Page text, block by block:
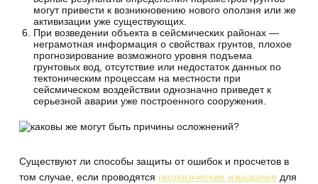
могут привести к возникновению нового оползня или же
активизации уже существующих.
При возведении объекта в сейсмических районах —
неграмотная информация о свойствах грунтов, плохое
прогнозирование возможного уровня подъема
грунтовых вод, отсутствие или недостаток данных по
тектоническим процессам на местности при
сейсмическом воздействии однозначно приведет к
серьезной аварии уже построенного сооружения.
Существуют ли способы защиты от ошибок и просчетов в
том случае, если проводятся геологические изыскания для